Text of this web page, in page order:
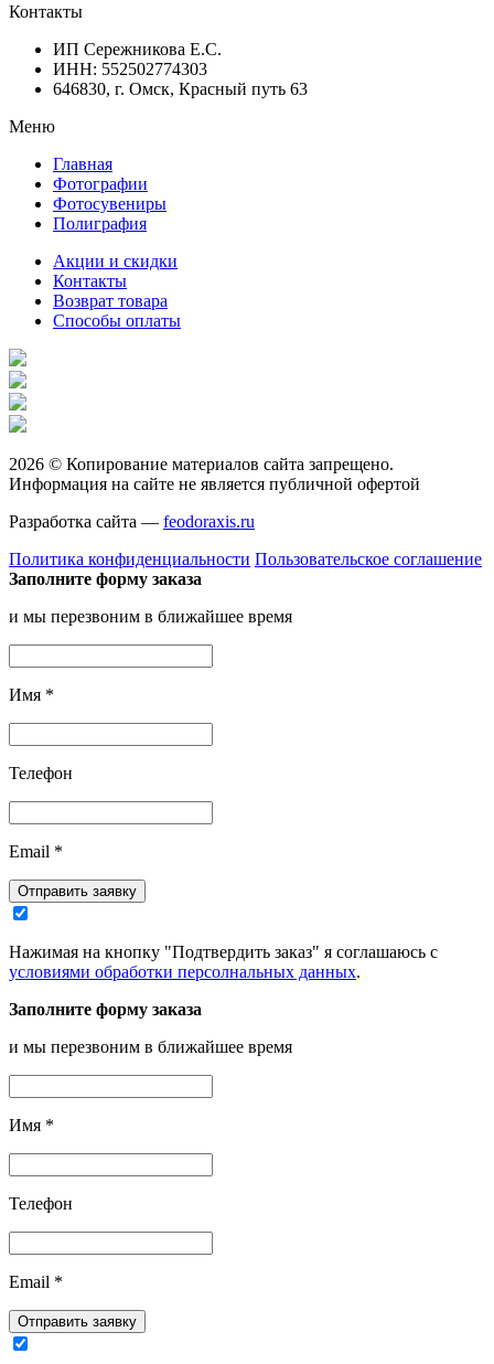
Контакты
ИП Сережникова Е.С.
ИНН: 552502774303
646830, г. Омск, Красный путь 63
Меню
Главная
Фотографии
Фотосувениры
Полиграфия
Акции и скидки
Контакты
Возврат товара
Способы оплаты
2026 © Копирование материалов сайта запрещено.
Информация на сайте не является публичной офертой
Разработка сайта — feodoraxis.ru
Политика конфиденциальности Пользовательское соглашение
Заполните форму заказа
и мы перезвоним в ближайшее время
Имя *
Телефон
Email *
Отправить заявку
Нажимая на кнопку "Подтвердить заказ" я соглашаюсь с
условиями обработки персолнальных данных.
Заполните форму заказа
и мы перезвоним в ближайшее время
Имя *
Телефон
Email *
Отправить заявку